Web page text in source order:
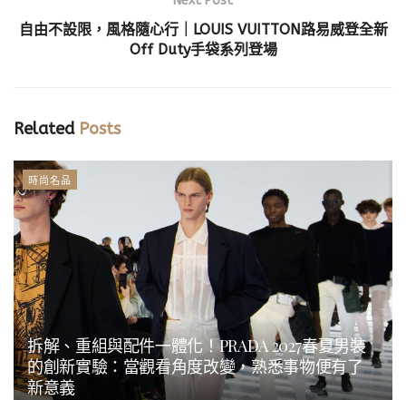
自由不設限，風格隨心行｜LOUIS VUITTON路易威登全新
Off Duty手袋系列登場
RelatedPosts
時尚名品
拆解、重組與配件一體化！PRADA 2027春夏男裝
的創新實驗：當觀看角度改變，熟悉事物便有了
新意義